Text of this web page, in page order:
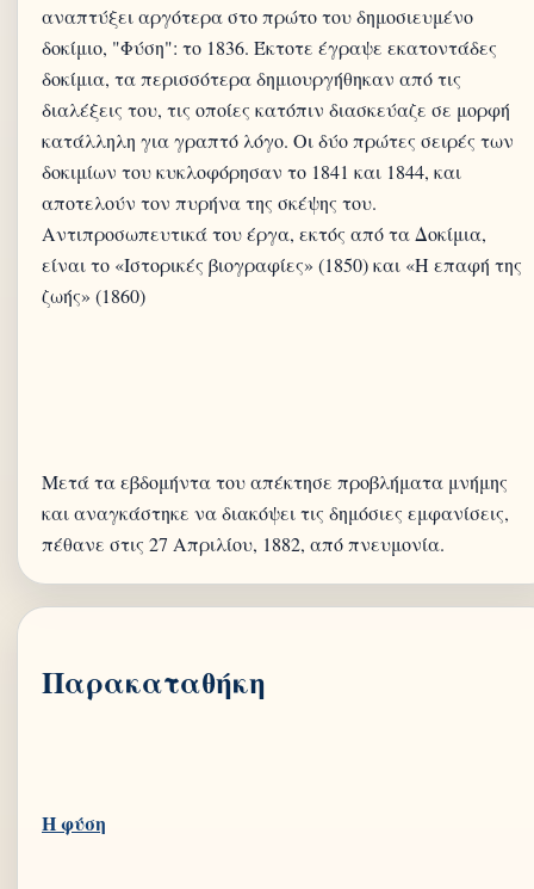
αναπτύξει αργότερα στο πρώτο του δημοσιευμένο
δοκίμιο, "Φύση": το 1836. Έκτοτε έγραψε εκατοντάδες
δοκίμια, τα περισσότερα δημιουργήθηκαν από τις
διαλέξεις του, τις οποίες κατόπιν διασκεύαζε σε μορφή
κατάλληλη για γραπτό λόγο. Οι δύο πρώτες σειρές των
δοκιμίων του κυκλοφόρησαν το 1841 και 1844, και
αποτελούν τον πυρήνα της σκέψης του.
Αντιπροσωπευτικά του έργα, εκτός από τα Δοκίμια,
είναι το «Ιστορικές βιογραφίες» (1850) και «Η επαφή της
Μετά τα εβδομήντα του απέκτησε προβλήματα μνήμης
και αναγκάστηκε να διακόψει τις δημόσιες εμφανίσεις,
Παρακαταθήκη